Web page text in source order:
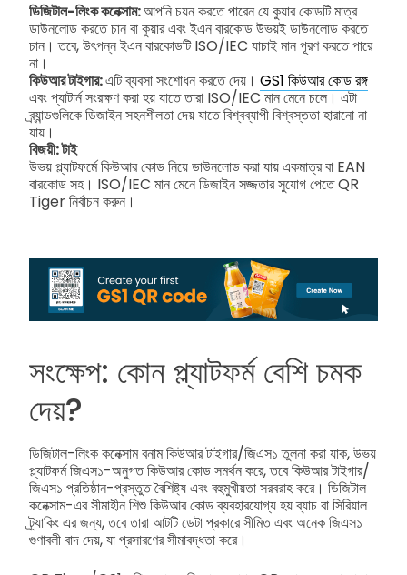
ডিজিটাল-লিংক কনেক্সাম:আপনি চয়ন করতে পারেন যে কুয়ার কোডটি মাত্র
ডাউনলোড করতে চান বা কুয়ার এবং ইএন বারকোড উভয়ই ডাউনলোড করতে
চান। তবে, উৎপন্ন ইএন বারকোডটি ISO/IEC যাচাই মান পূরণ করতে পারে
না।
কিউআর টাইগার:এটি ব্যবসা সংশোধন করতে দেয়। GS1 কিউআর কোড রঙ্গ
এবং প্যাটার্ন সংরক্ষণ করা হয় যাতে তারা ISO/IEC মান মেনে চলে। এটা
ব্র্যান্ডগুলিকে ডিজাইন সহনশীলতা দেয় যাতে বিশ্বব্যাপী বিশ্বস্ততা হারানো না
যায়।
বিজয়ী: টাই
উভয় প্ল্যাটফর্মে কিউআর কোড নিয়ে ডাউনলোড করা যায় একমাত্র বা EAN
বারকোড সহ। ISO/IEC মান মেনে ডিজাইন সজ্জতার সুযোগ পেতে QR
Tiger নির্বাচন করুন।
সংক্ষেপ: কোন প্ল্যাটফর্ম বেশি চমক
দেয়?
ডিজিটাল-লিংক কনেক্সাম বনাম কিউআর টাইগার/জিএস১ তুলনা করা যাক, উভয়
প্ল্যাটফর্ম জিএস১-অনুগত কিউআর কোড সমর্থন করে, তবে কিউআর টাইগার/
জিএস১ প্রতিষ্ঠান-প্রস্তুত বৈশিষ্ট্য এবং বহুমুখীয়তা সরবরাহ করে। ডিজিটাল
কনেক্সাম-এর সীমাহীন শিশু কিউআর কোড ব্যবহারযোগ্য হয় ব্যাচ বা সিরিয়াল
ট্র্যাকিং এর জন্য, তবে তারা আটটি ডেটা প্রকারে সীমিত এবং অনেক জিএস১
গুণাবলী বাদ দেয়, যা প্রসারণের সীমাবদ্ধতা করে।